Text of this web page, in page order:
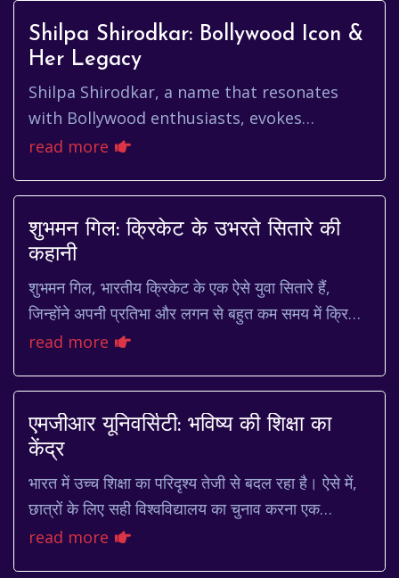
Shilpa Shirodkar: Bollywood Icon &
Her Legacy
Shilpa Shirodkar, a name that resonates
with Bollywood enthusiasts, evokes
memories of captivating performances and
read more
शुभमन गिल: क्रिकेट के उभरते सितारे की
कहानी
शुभमन गिल, भारतीय क्रिकेट के एक ऐसे युवा सितारे हैं,
जिन्होंने अपनी प्रतिभा और लगन से बहुत कम समय में क्रिकेट
जगत में अपनी पहचान बना ली है। उनकी कहानी...
read more
एमजीआर यूनिवर्सिटी: भविष्य की शिक्षा का
केंद्र
भारत में उच्च शिक्षा का परिदृश्य तेजी से बदल रहा है। ऐसे में,
छात्रों के लिए सही विश्वविद्यालय का चुनाव करना एक
महत्वपूर्ण निर्णय है। एमजीआर यूनिवर्सि...
read more